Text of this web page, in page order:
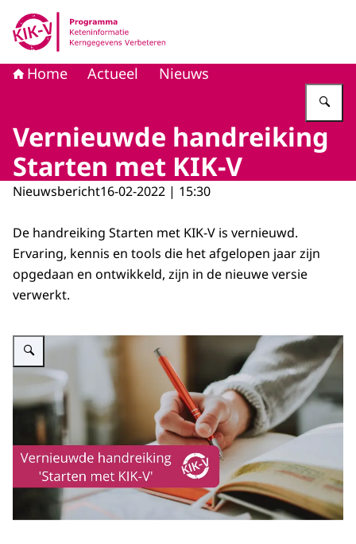
Naar de homepage van KIK-V
Home Actueel Nieuws
Vernieuwde handreiking
Starten met KIK-V
Nieuwsbericht16-02-2022 | 15:30
De handreiking Starten met KIK-V is vernieuwd.
Ervaring, kennis en tools die het afgelopen jaar zijn
opgedaan en ontwikkeld, zijn in de nieuwe versie
verwerkt.
Vergroot afbeelding Vernieuwde handreiking 'Starten met KIK-V'